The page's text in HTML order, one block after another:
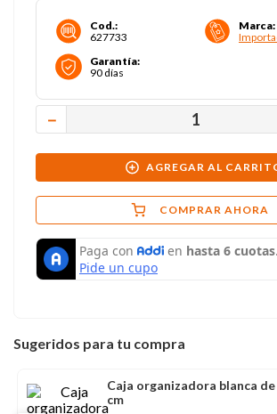
Cod.:
627733
Marca:
Garantía:
90 días
－
AGREGAR AL
COMPRAR AHORA
Sugeridos para tu compra
Caja organizadora blanca de
cm